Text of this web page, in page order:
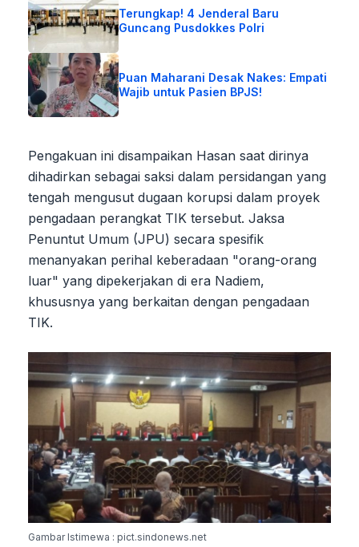
Terungkap! 4 Jenderal Baru
Guncang Pusdokkes Polri
Puan Maharani Desak Nakes: Empati
Wajib untuk Pasien BPJS!
Pengakuan ini disampaikan Hasan saat dirinya
dihadirkan sebagai saksi dalam persidangan yang
tengah mengusut dugaan korupsi dalam proyek
pengadaan perangkat TIK tersebut. Jaksa
Penuntut Umum (JPU) secara spesifik
menanyakan perihal keberadaan "orang-orang
luar" yang dipekerjakan di era Nadiem,
khususnya yang berkaitan dengan pengadaan
TIK.
Gambar Istimewa : pict.sindonews.net